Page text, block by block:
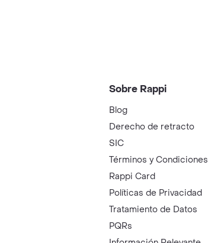
Sobre Rappi
Blog
Derecho de retracto
SIC
Términos y Condiciones
Rappi Card
Políticas de Privacidad
Tratamiento de Datos
PQRs